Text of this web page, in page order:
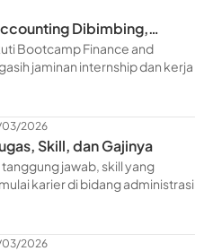
Dibimbing,
Bootcamp Finance and
jaminan internship dan kerja
03/2026
Skill, dan Gajinya
jawab, skill yang
karier di bidang administrasi
03/2026